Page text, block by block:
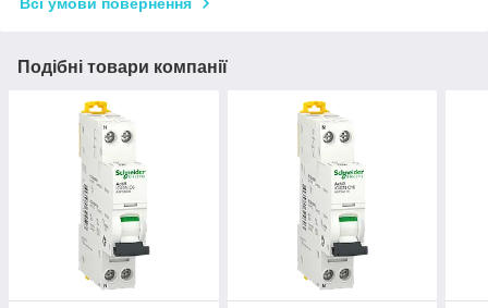
Всі умови повернення
Подібні товари компанії